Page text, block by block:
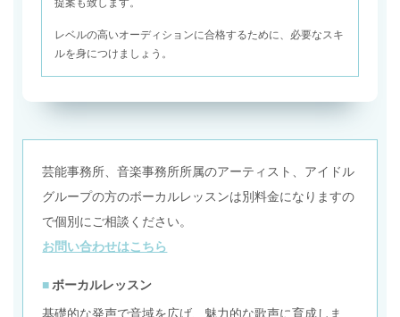
提案も致します。
レベルの高いオーディションに合格するために、必要なスキ
ルを身につけましょう。
芸能事務所、音楽事務所所属のアーティスト、アイドル
グループの方のボーカルレッスンは別料金になりますの
で個別にご相談ください。
お問い合わせはこちら
ボーカルレッスン
基礎的な発声で音域を広げ、魅力的な歌声に育成しま